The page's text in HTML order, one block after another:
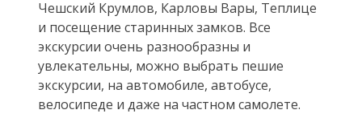
Чешский Крумлов, Карловы Вары, Теплице
и посещение старинных замков. Все
экскурсии очень разнообразны и
увлекательны, можно выбрать пешие
экскурсии, на автомобиле, автобусе,
велосипеде и даже на частном самолете.